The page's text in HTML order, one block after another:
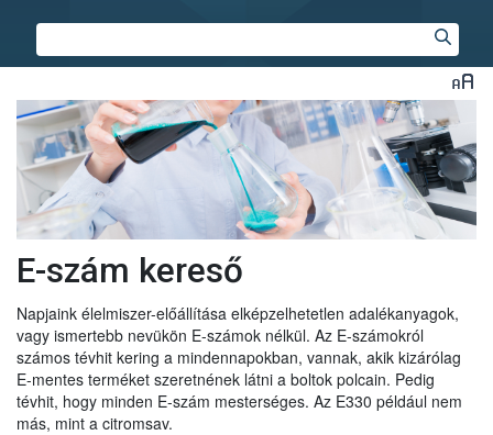
E-szám kereső
Napjaink élelmiszer-előállítása elképzelhetetlen adalékanyagok,
vagy ismertebb nevükön E-számok nélkül. Az E-számokról
számos tévhit kering a mindennapokban, vannak, akik kizárólag
E-mentes terméket szeretnének látni a boltok polcain. Pedig
tévhit, hogy minden E-szám mesterséges. Az E330 például nem
más, mint a citromsav.